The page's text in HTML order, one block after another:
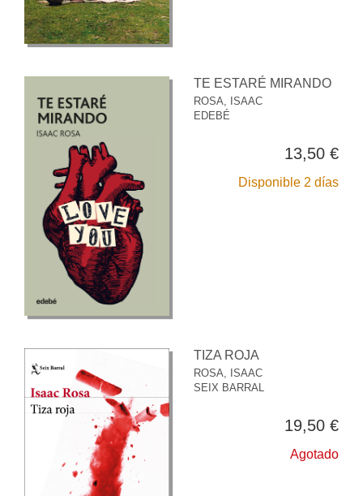
TE ESTARÉ MIRANDO
ROSA, ISAAC
EDEBÉ
13,50 €
Disponible 2 días
TIZA ROJA
ROSA, ISAAC
SEIX BARRAL
19,50 €
Agotado